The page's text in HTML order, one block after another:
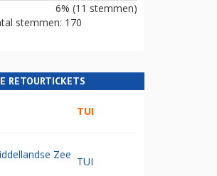
6% (11 stemmen)
stemmen: 170
RETOURTICKETS
TUI
Zee
TUI